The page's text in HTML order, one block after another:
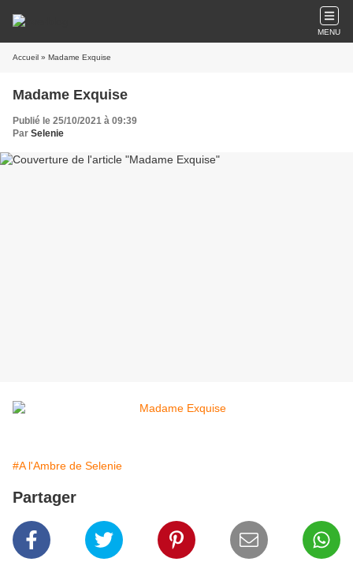
MENU
Accueil » Madame Exquise
Madame Exquise
Publié le 25/10/2021 à 09:39
Par Selenie
#A l'Ambre de Selenie
Partager